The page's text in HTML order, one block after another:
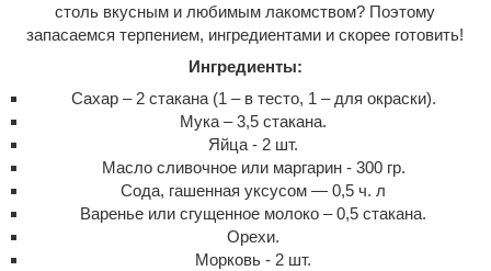
столь вкусным и любимым лакомством? Поэтому
запасаемся терпением, ингредиентами и скорее готовить!
Ингредиенты:
Сахар – 2 стакана (1 – в тесто, 1 – для окраски).
Мука – 3,5 стакана.
Яйца - 2 шт.
Масло сливочное или маргарин - 300 гр.
Сода, гашенная уксусом — 0,5 ч. л
Варенье или сгущенное молоко – 0,5 стакана.
Орехи.
Морковь - 2 шт.